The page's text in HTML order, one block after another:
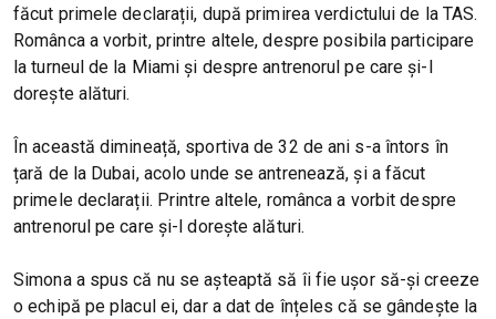
făcut primele declarații, după primirea verdictului de la TAS.
Românca a vorbit, printre altele, despre posibila participare
la turneul de la Miami și despre antrenorul pe care și-l
dorește alături.
În această dimineață, sportiva de 32 de ani s-a întors în
țară de la Dubai, acolo unde se antrenează, și a făcut
primele declarații. Printre altele, românca a vorbit despre
antrenorul pe care și-l dorește alături.
Simona a spus că nu se așteaptă să îi fie ușor să-și creeze
o echipă pe placul ei, dar a dat de înțeles că se gândește la